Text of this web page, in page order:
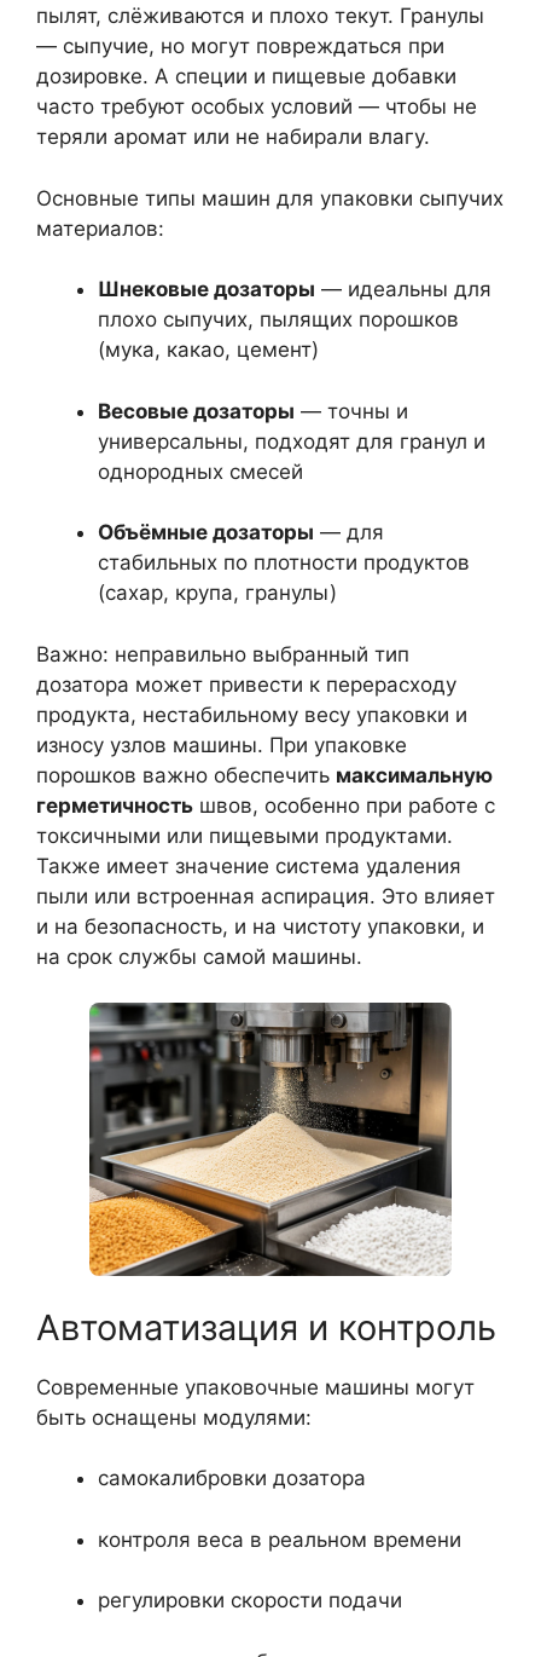
пылят, слёживаются и плохо текут. Гранулы
— сыпучие, но могут повреждаться при
дозировке. А специи и пищевые добавки
часто требуют особых условий — чтобы не
теряли аромат или не набирали влагу.
Основные типы машин для упаковки сыпучих
материалов:
Шнековые дозаторы — идеальны для
плохо сыпучих, пылящих порошков
(мука, какао, цемент)
Весовые дозаторы — точны и
универсальны, подходят для гранул и
однородных смесей
Объёмные дозаторы — для
стабильных по плотности продуктов
(сахар, крупа, гранулы)
Важно: неправильно выбранный тип
дозатора может привести к перерасходу
продукта, нестабильному весу упаковки и
износу узлов машины. При упаковке
порошков важно обеспечить максимальную
герметичность швов, особенно при работе с
токсичными или пищевыми продуктами.
Также имеет значение система удаления
пыли или встроенная аспирация. Это влияет
и на безопасность, и на чистоту упаковки, и
на срок службы самой машины.
Автоматизация и контроль
Современные упаковочные машины могут
быть оснащены модулями:
самокалибровки дозатора
контроля веса в реальном времени
регулировки скорости подачи